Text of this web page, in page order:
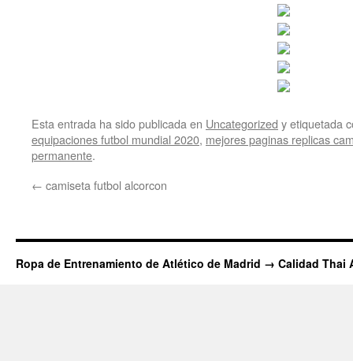
Esta entrada ha sido publicada en Uncategorized y etiquetada
equipaciones futbol mundial 2020, mejores paginas replicas
permanente.
← camiseta futbol alcorcon
Ropa de Entrenamiento de Atlético de Madrid → Calidad Thai